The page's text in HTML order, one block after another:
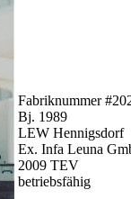
Fabriknummer
Bj. 1989
LEW Hennigsdorf
Ex. Infa Leuna
2009 TEV
betriebsfähig